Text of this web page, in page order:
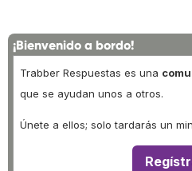
¡Bienvenido a bordo!
Trabber Respuestas es una
que se ayudan unos a otros.
Únete a ellos; solo tardarás un